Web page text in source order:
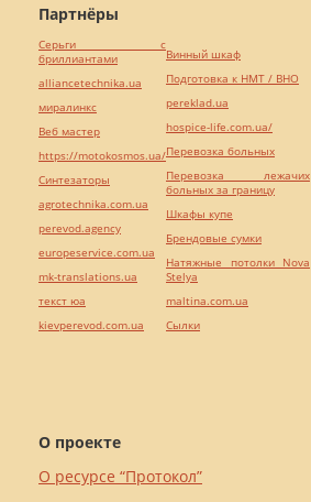
О проекте
О ресурсе “Протокол”
Партнёры
Серьги с
бриллиантами
alliancetechnika.ua
миралинкс
Веб мастер
https://motokosmos.ua/
Синтезаторы
agrotechnika.com.ua
perevod.agency
europeservice.com.ua
mk-translations.ua
текст юа
kievperevod.com.ua
Винный шкаф
Подготовка к НМТ / ВНО
pereklad.ua
hospice-life.com.ua/
Перевозка больных
Перевозка лежачих
больных за границу
Шкафы купе
Брендовые сумки
Натяжные потолки Nova
Stelya
maltina.com.ua
Cылки